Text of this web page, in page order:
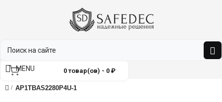
0 товар(ов) - 0 ₽
MENU
AP1TBAS2280P4U-1